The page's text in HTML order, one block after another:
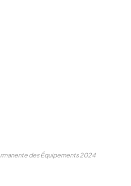
des Équipements 2024